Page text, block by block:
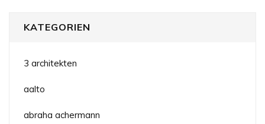
KATEGORIEN
3 architekten
aalto
abraha achermann